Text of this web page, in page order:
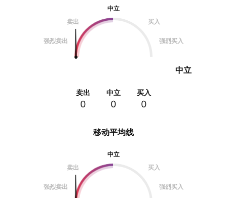
中立
卖出
买入
强烈卖出 强烈买入
中立
卖出
0
中立
0
买入
0
移动平均线
中立
卖出
买入
强烈卖出 强烈买入